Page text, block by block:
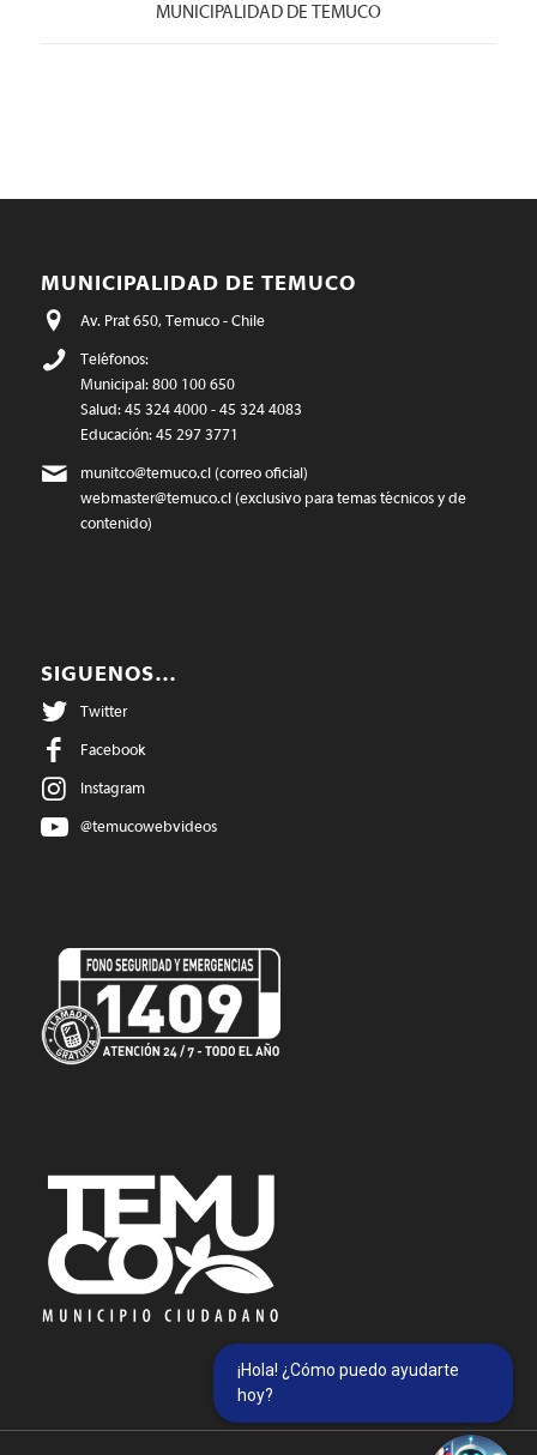
MUNICIPALIDAD DE TEMUCO
MUNICIPALIDAD DE TEMUCO
Av. Prat 650, Temuco - Chile
Teléfonos:
Municipal: 800 100 650
Salud: 45 324 4000 - 45 324 4083
Educación: 45 297 3771
munitco@temuco.cl(correo oficial)
webmaster@temuco.cl(exclusivo para temas técnicos y de
contenido)
SIGUENOS…
Twitter
Facebook
Instagram
@temucowebvideos
¡Hola! ¿Cómo puedo ayudarte
hoy?